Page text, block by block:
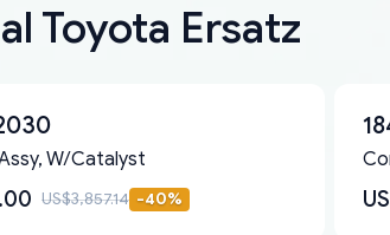
Toyota Ersatz
W/Catalyst
US$3,857.14 -40%